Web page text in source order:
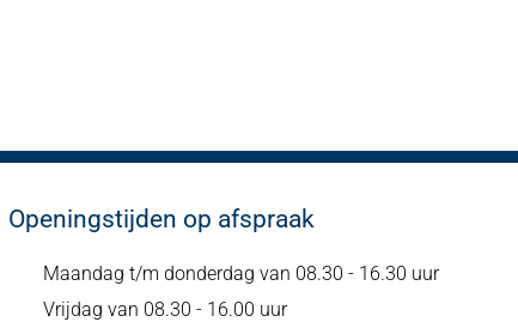
Openingstijden op afspraak
Maandag t/m donderdag van 08.30 - 16.30 uur
Vrijdag van 08.30 - 16.00 uur